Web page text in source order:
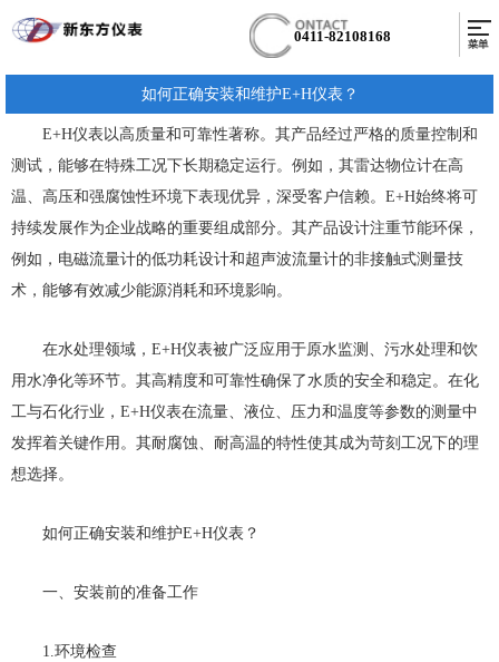
0411-82108168
如何正确安装和维护E+H仪表？
E+H仪表以高质量和可靠性著称。其产品经过严格的质量控制和
测试，能够在特殊工况下长期稳定运行。例如，其雷达物位计在高
温、高压和强腐蚀性环境下表现优异，深受客户信赖。E+H始终将可
持续发展作为企业战略的重要组成部分。其产品设计注重节能环保，
例如，电磁流量计的低功耗设计和超声波流量计的非接触式测量技
术，能够有效减少能源消耗和环境影响。
在水处理领域，E+H仪表被广泛应用于原水监测、污水处理和饮
用水净化等环节。其高精度和可靠性确保了水质的安全和稳定。在化
工与石化行业，E+H仪表在流量、液位、压力和温度等参数的测量中
发挥着关键作用。其耐腐蚀、耐高温的特性使其成为苛刻工况下的理
想选择。
如何正确安装和维护E+H仪表？
一、安装前的准备工作
1.环境检查